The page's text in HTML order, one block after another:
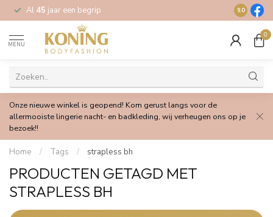
Al 45 jaar een begrip Gratis
9.0
MENU
0
Onze nieuwe winkel is geopend! Kom gerust langs voor de
allermooiste lingerie nacht- en badkleding, wij verheugen ons op je
bezoek!!
Home / Tags / strapless bh
PRODUCTEN GETAGD MET
STRAPLESS BH